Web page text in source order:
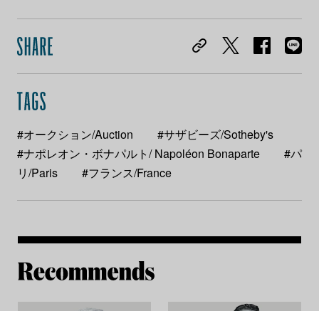
#オークション/Auction
#サザビーズ/Sotheby's
#ナポレオン・ボナパルト/ Napoléon Bonaparte
#パ
リ/Paris
#フランス/France